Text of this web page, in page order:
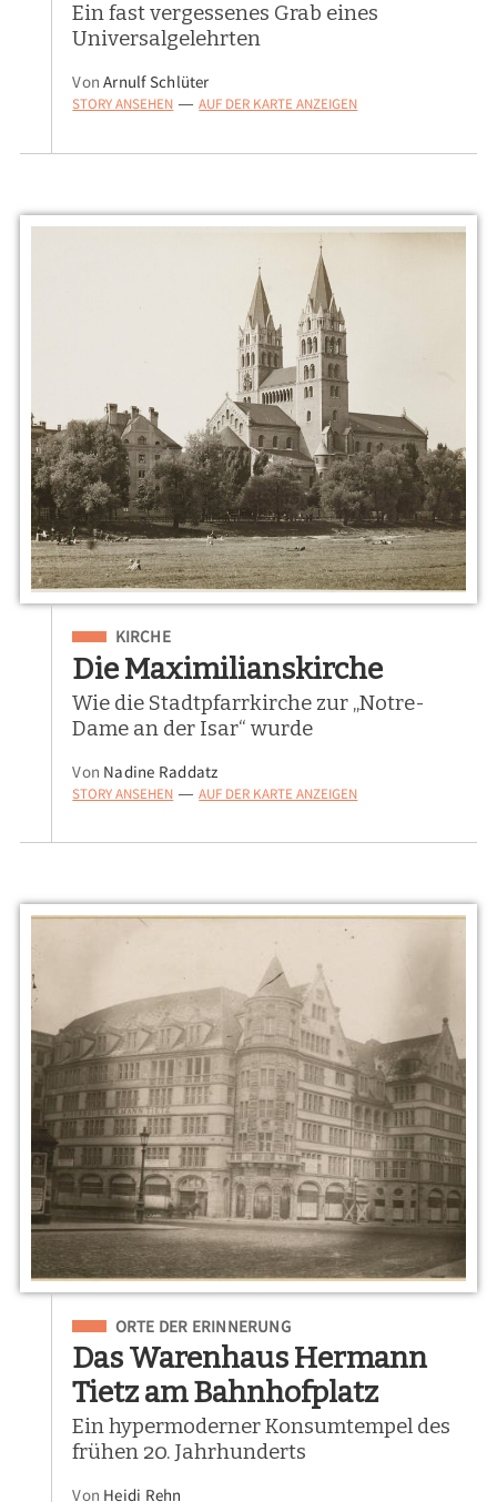
Ein fast vergessenes Grab eines
Universalgelehrten
VonArnulf Schlüter
STORY ANSEHEN — AUF DER KARTE ANZEIGEN
Eingeordnet unter
KIRCHE
Die Maximilianskirche
Wie die Stadtpfarrkirche zur „Notre-
Dame an der Isar“ wurde
Von Nadine Raddatz
STORY ANSEHEN — AUF DER KARTE ANZEIGEN
Eingeordnet unter
ORTE DER ERINNERUNG
Das Warenhaus Hermann
Tietz am Bahnhofplatz
Ein hypermoderner Konsumtempel des
frühen 20. Jahrhunderts
Von Heidi Rehn